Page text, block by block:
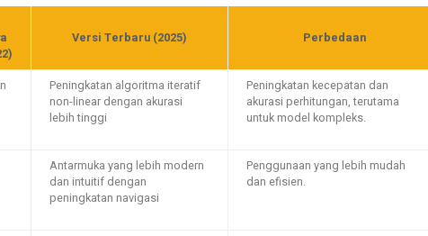
Versi Terbaru (2025) Perbedaan
Peningkatan algoritma iteratif
non-linear dengan akurasi
lebih tinggi
Peningkatan kecepatan dan
akurasi perhitungan, terutama
untuk model kompleks.
Antarmuka yang lebih modern
dan intuitif dengan
peningkatan navigasi
Penggunaan yang lebih mudah
dan efisien.